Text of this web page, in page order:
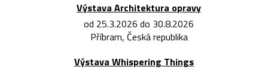
Výstava Architektura opravy
od 25.3.2026 do 30.8.2026
Příbram, Česká republika
Výstava Whispering Things